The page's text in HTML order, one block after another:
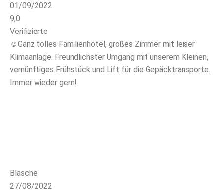
01/09/2022
9,0
Verifizierte
☺Ganz tolles Familienhotel, großes Zimmer mit leiser
Klimaanlage. Freundlichster Umgang mit unserem Kleinen,
vernünftiges Frühstück und Lift für die Gepäcktransporte.
Immer wieder gern!
Bläsche
27/08/2022